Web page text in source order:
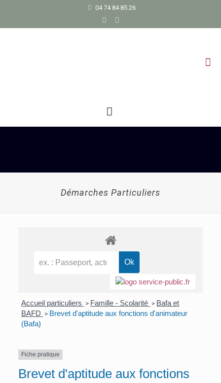
04 74 84 85 26
Démarches Particuliers
Accueil particuliers > Famille - Scolarité > Bafa et
BAFD > Brevet d'aptitude aux fonctions d'animateur
(Bafa)
Fiche pratique
Brevet d'aptitude aux fonctions